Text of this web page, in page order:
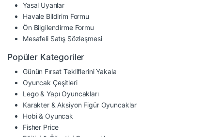
Yasal Uyarılar
Havale Bildirim Formu
Ön Bilgilendirme Formu
Mesafeli Satış Sözleşmesi
Popüler Kategoriler
Günün Fırsat Tekliflerini Yakala
Oyuncak Çeşitleri
Lego & Yapı Oyuncakları
Karakter & Aksiyon Figür Oyuncaklar
Hobi & Oyuncak
Fisher Price